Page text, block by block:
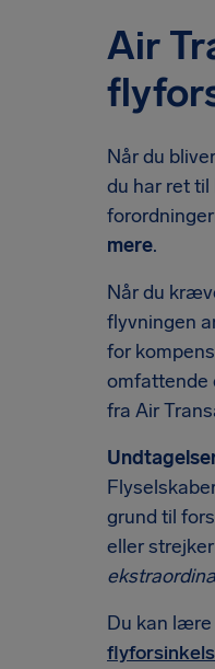
Air
Når du
du har ret til
mere.
Når du
flyvningen
for
omfattende
fra Air
grund til
eller
Du kan lære